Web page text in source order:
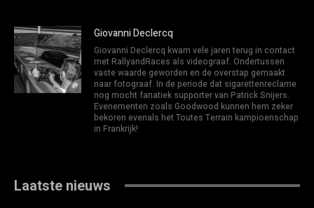
Giovanni Declercq
Giovanni Declercq kwam vele jaren terug in contact
met RallyandRaces als videograaf. Ondertussen
vaste waarde geworden en de overstap gemaakt
naar fotograaf. In de periode dat sigarettenreclame
nog mocht fanatiek supporter van Patrick Snijers.
Evenementen zoals Goodwood kunnen hem zeker
bekoren evenals het Toutes Terrain kampioenschap
in Frankrijk!
Laatste nieuws